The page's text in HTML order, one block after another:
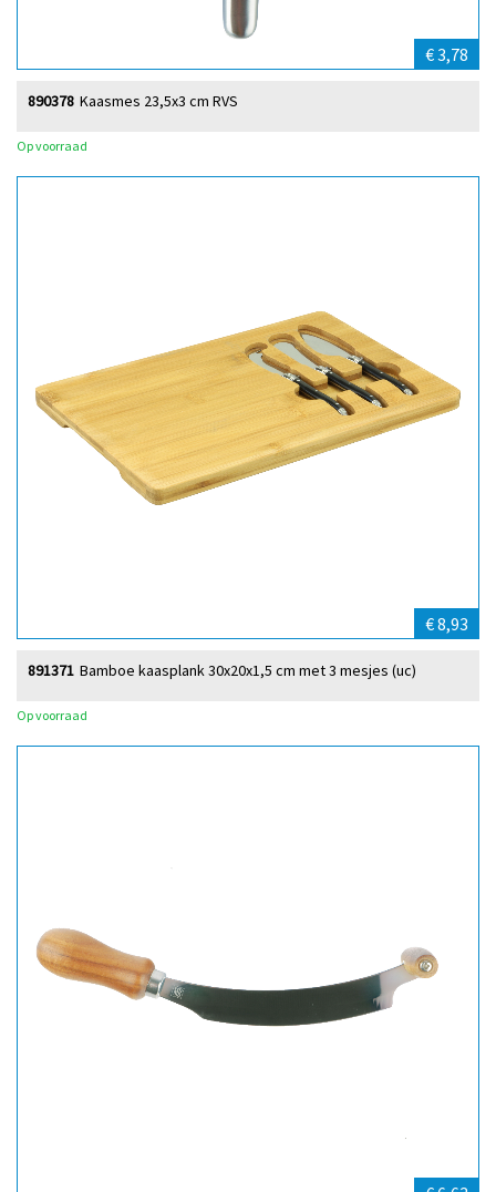
€ 3,78
Kaasmes 23,5x3 cm RVS
890378
Op voorraad
€ 8,93
Bamboe kaasplank 30x20x1,5 cm met 3 mesjes (uc)
891371
Op voorraad